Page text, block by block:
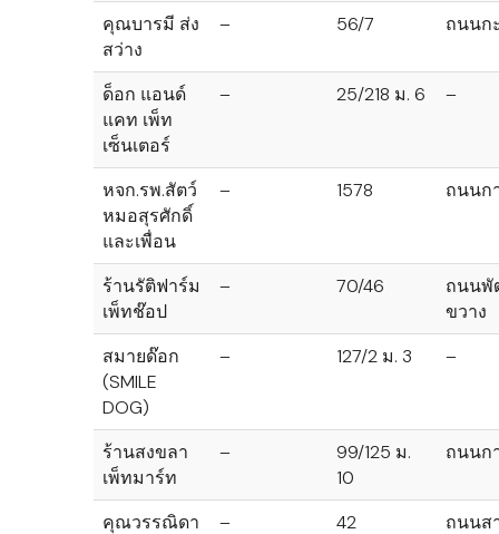
คุณบารมี ส่ง
สว่าง
– 56/7 ถนนก
ด็อก แอนด์
แคท เพ็ท
เซ็นเตอร์
– 25/218 ม. 6 –
หจก.รพ.สัตว์
หมอสุรศักดิ์
และเพื่อน
– 1578 ถนนก
ร้านรัติฟาร์ม
เพ็ทช๊อป
– 70/46
ถนนพั
ขวาง
สมายด๊อก
(SMILE
DOG)
– 127/2 ม. 3 –
ร้านสงขลา
เพ็ทมาร์ท
–
99/125 ม.
10
ถนนก
คุณวรรณิดา
– 42
ถนนส